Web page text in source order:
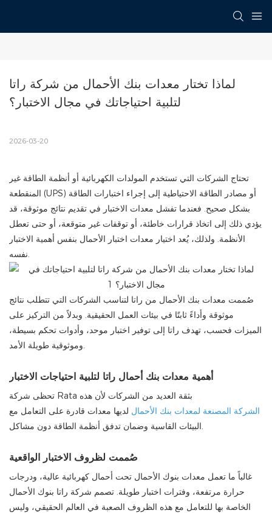
لماذا تختار معدات بنك الأحمال من شركة راتا
لتلبية احتياجاتك في مجال الاختبار؟
2026-03-20
تحتاج الشركات التي تستخدم المولدات الكهربائية أو أنظمة الطاقة غير
المنقطعة (UPS) أو مصادر الطاقة الاحتياطية إلى إجراء اختبارات الطاقة
بشكل صحيح. فعندما تفشل معدات الاختبار في تقديم نتائج موثوقة، قد
يؤدي ذلك إلى اتخاذ قرارات خاطئة، أو توقفات غير متوقعة، أو حتى تعطل
الأنظمة. ولذلك، يُعد اختيار معدات اختبار الأحمال بنفس أهمية الاختبار
نفسه.
صُممت معدات بنك الأحمال من راتا لتناسب الشركات التي تتطلب نتائج
موثوقة وأداءً ثابتًا في بيئات العمل الحقيقية. وبدلاً من التركيز على
الميزات فحسب، تهدف راتا إلى توفير اختبار موحد، وأدوات تحكم بسيطة،
وموثوقية طويلة الأمد.
أهمية معدات بنك أحمال راتا لتلبية احتياجات الاختبار
تحظى شركة Rata بثقة العديد من الشركات لأن هذه
الشركة المصنعة لمعدات بنك الأحمال لديها معدات قادرة على التعامل مع
البيئات القاسية وضمان تدفق أنظمة الطاقة دون مشاكل.
صُممت لظروف الاختبار الواقعية
غالباً ما تعمل معدات بنوك الأحمال تحت أحمال كهربائية عالية، ودرجات
حرارة مرتفعة، وفترات اختبار طويلة. تصمم شركة راتا بنوك الأحمال
الخاصة بها للتعامل مع هذه الظروف الصعبة في العالم الحقيقي، وليس